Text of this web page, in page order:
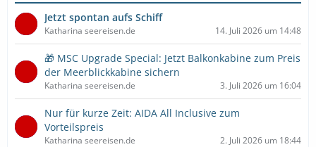
Jetzt spontan aufs Schiff
Katharina seereisen.de 14. Juli 2026 um 14:48
🎁 MSC Upgrade Special: Jetzt Balkonkabine zum Preis
der Meerblickkabine sichern
Katharina seereisen.de 3. Juli 2026 um 16:04
Nur für kurze Zeit: AIDA All Inclusive zum
Vorteilspreis
Katharina seereisen.de 2. Juli 2026 um 18:44